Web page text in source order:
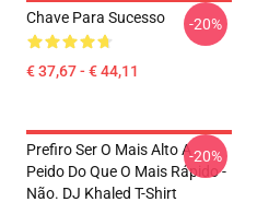
Chave Para Sucesso
€ 37,67 - € 44,11
-20%
Prefiro Ser O Mais Alto A
Peido Do Que O Mais Rápido -
Não. DJ Khaled T-Shirt
-20%